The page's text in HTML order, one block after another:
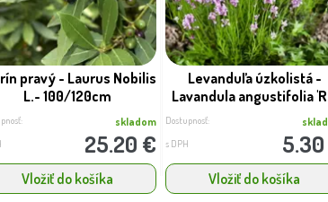
pravý - Laurus Nobilis
L.- 100/120cm
skladom
25.20 €
Vložiť do košíka
Levanduľa úzkolistá -
Lavandula angustifolia
Dostupnosť:
s DPH
Vložiť do košíka